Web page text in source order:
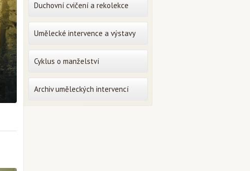
Duchovní cvičení a rekolekce
Umělecké intervence a výstavy
Cyklus o manželství
Archiv uměleckých intervencí